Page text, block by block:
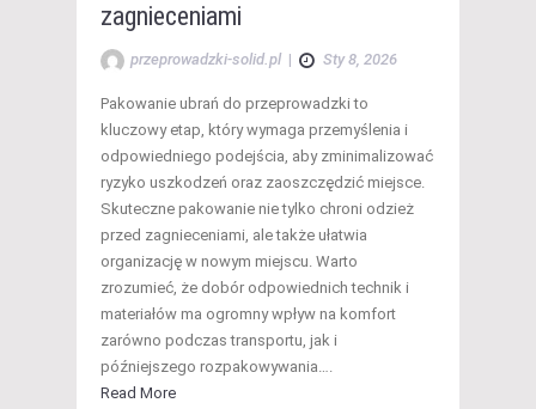
zagnieceniami
przeprowadzki-solid.pl | Sty 8, 2026
Pakowanie ubrań do przeprowadzki to
kluczowy etap, który wymaga przemyślenia i
odpowiedniego podejścia, aby zminimalizować
ryzyko uszkodzeń oraz zaoszczędzić miejsce.
Skuteczne pakowanie nie tylko chroni odzież
przed zagnieceniami, ale także ułatwia
organizację w nowym miejscu. Warto
zrozumieć, że dobór odpowiednich technik i
materiałów ma ogromny wpływ na komfort
zarówno podczas transportu, jak i
późniejszego rozpakowywania….
Read More